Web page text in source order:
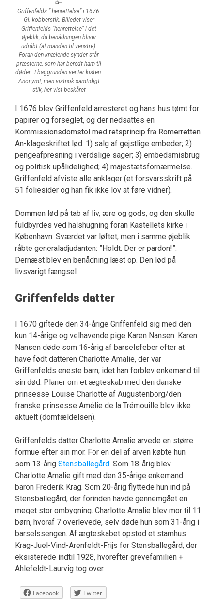
Griffenfelds ” henrettelse” i 1676.
Gl. kobberstik. Billedet viser
Griffenfelds “henrettelse” i det
øjeblik, da benådningen bliver
udråbt (af manden til venstre).
Foran den knælende synder står
præsterne, som har beredt ham til
døden. I baggrunden venter kisten.
Anonymt, men vistnok samtidigt
stik, her vist beskåret
I 1676 blev Griffenfeld arresteret og hans hus tømt for
papirer og forseglet, og der nedsattes en
Kommissionsdomstol med retsprincip fra Romerretten.
An-klageskriftet lød: 1) salg af gejstlige embeder; 2)
pengeafpresning i verdslige sager; 3) embedsmisbrug
og politisk upålidelighed; 4) majestætsfornærmelse.
Griffenfeld afviste alle anklager (et forsvarsskrift på
51 foliesider og han fik ikke lov at føre vidner).
Dommen lød på tab af liv, ære og gods, og den skulle
fuldbyrdes ved halshugning foran Kastellets kirke i
København. Sværdet var løftet, men i samme øjeblik
råbte generaladjudanten: ”Holdt. Der er pardon!”.
Dernæst blev en benådning læst op. Den lød på
livsvarigt fængsel.
Griffenfelds datter
I 1670 giftede den 34-årige Griffenfeld sig med den
kun 14-årige og velhavende pige Karen Nansen. Karen
Nansen døde som 16-årig af barselsfeber efter at
have født datteren Charlotte Amalie, der var
Griffenfelds eneste barn, idet han forblev enkemand til
sin død. Planer om et ægteskab med den danske
prinsesse Louise Charlotte af Augustenborg/den
franske prinsesse Amélie de la Trémouille blev ikke
aktuelt (domfældelsen).
Griffenfelds datter Charlotte Amalie arvede en større
formue efter sin mor. For en del af arven købte hun
som 13-årig Stensballegård. Som 18-årig blev
Charlotte Amalie gift med den 35-årige enkemand
baron Frederik Krag. Som 20-årig flyttede hun ind på
Stensballegård, der forinden havde gennemgået en
meget stor ombygning. Charlotte Amalie blev mor til 11
børn, hvoraf 7 overlevede, selv døde hun som 31-årig i
barselssengen. Af ægteskabet opstod et stamhus
Krag-Juel-Vind-Arenfeldt-Frijs for Stensballegård, der
eksisterede indtil 1928, hvorefter grevefamilien +
Ahlefeldt-Laurvig tog over.
Facebook Twitter